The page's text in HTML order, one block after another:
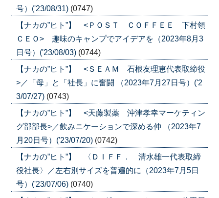
号）('23/08/31) (0747)
【ナカの”ヒト”】 <ＰＯＳＴ ＣＯＦＦＥＥ 下村領
ＣＥＯ> 趣味のキャンプでアイデアを（2023年8月3
日号）('23/08/03) (0744)
【ナカの”ヒト”】 <ＳＥＡＭ 石根友理恵代表取締役
>／「母」と「社長」に奮闘 （2023年7月27日号）('2
3/07/27) (0743)
【ナカの”ヒト”】 <天藤製薬 沖津孝幸マーケティン
グ部部長>／飲みニケーションで深める仲 （2023年7
月20日号）('23/07/20) (0742)
【ナカの”ヒト”】 〈ＤＩＦＦ． 清水雄一代表取締
役社長〉／左右別サイズを普遍的に（2023年7月5日
号）('23/07/06) (0740)